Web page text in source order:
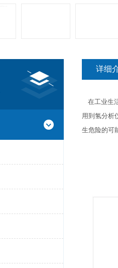
详细
在工业生
用到氢分析
生危险的可